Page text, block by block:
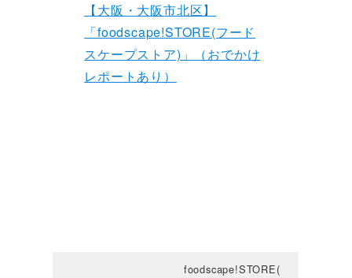
【大阪・大阪市北区】
「foodscape!STORE(フード
スケープストア)」（おでかけ
レポートあり）
foodscape!STORE(